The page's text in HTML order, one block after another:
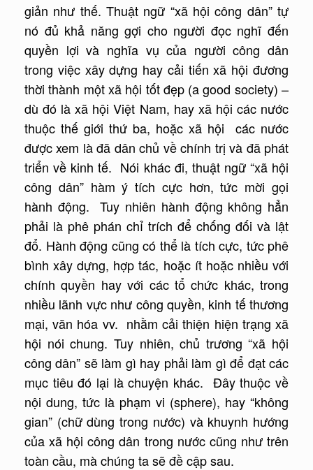
giản như thế. Thuật ngữ “xã hội công dân” tự
nó đủ khả năng gợi cho người đọc nghĩ đến
quyền lợi và nghĩa vụ của người công dân
trong việc xây dựng hay cải tiến xã hội đương
thời thành một xã hội tốt đẹp (a good society) –
dù đó là xã hội Việt Nam, hay xã hội các nước
thuộc thế giới thứ ba, hoặc xã hội các nước
được xem là đã dân chủ về chính trị và đã phát
triển về kinh tế. Nói khác đi, thuật ngữ “xã hội
công dân” hàm ý tích cực hơn, tức mời gọi
hành động. Tuy nhiên hành động không hẳn
phải là phê phán chỉ trích để chống đối và lật
đổ. Hành động cũng có thể là tích cực, tức phê
bình xây dựng, hợp tác, hoặc ít hoặc nhiều với
chính quyền hay với các tổ chức khác, trong
nhiều lãnh vực như công quyền, kinh tế thương
mại, văn hóa vv. nhằm cải thiện hiện trạng xã
hội nói chung. Tuy nhiên, chủ trương “xã hội
công dân” sẽ làm gì hay phải làm gì để đạt các
mục tiêu đó lại là chuyện khác. Đây thuộc về
nội dung, tức là phạm vi (sphere), hay “không
gian” (chữ dùng trong nước) và khuynh hướng
của xã hội công dân trong nước cũng như trên
toàn cầu, mà chúng ta sẽ đề cập sau.